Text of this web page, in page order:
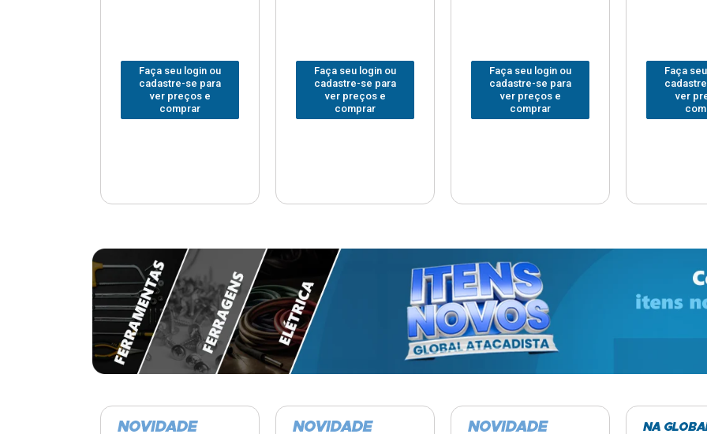
Faça seu login ou
cadastre-se para
ver preços e
comprar
Faça seu login ou
cadastre-se para
ver preços e
comprar
Faça seu login ou
cadastre-se para
ver preços e
comprar
Faça
ver